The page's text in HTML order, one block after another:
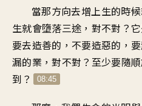
*
當那方向去增上生的時候
生就會墮落三途 ， 對不對 ？
要去造善的 ， 不要造惡的 ，
漏的業 ，對不對 ？ 至少要隨
到 ？ 08:45